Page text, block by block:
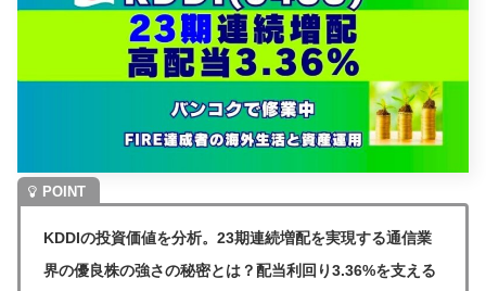
KDDIの投資価値を分析。23期連続増配を実現する通信業
界の優良株の強さの秘密とは？配当利回り3.36%を支える